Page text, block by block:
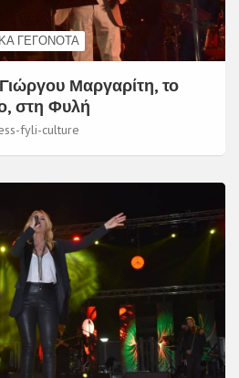
ΓΕΓΟΝΌΤΑ
Μαργαρίτη, το
στη Φυλή
fyli-culture